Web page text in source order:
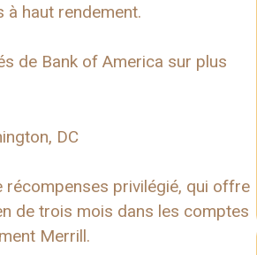
à haut rendement.
de Bank of America sur plus
DC
privilégié, qui offre
de trois mois dans les comptes
Merrill.